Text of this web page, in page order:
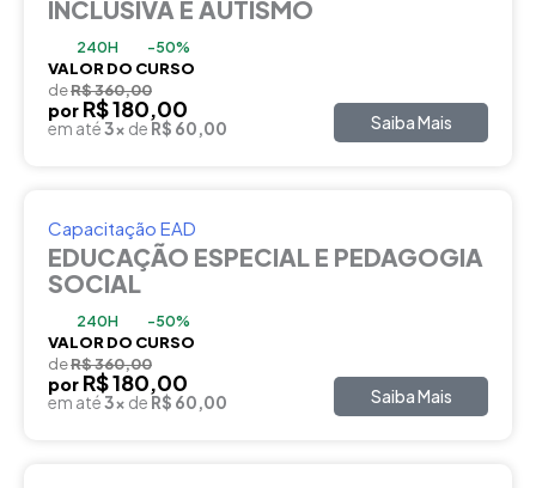
INCLUSIVA E AUTISMO
240H -50%
VALOR DO CURSO
deR$ 360,00
por R$ 180,00
em até3x de R$ 60,00 Saiba Mais
Capacitação EAD
EDUCAÇÃO ESPECIAL E PEDAGOGIA
SOCIAL
240H -50%
VALOR DO CURSO
deR$ 360,00
por R$ 180,00
em até3x de R$ 60,00 Saiba Mais